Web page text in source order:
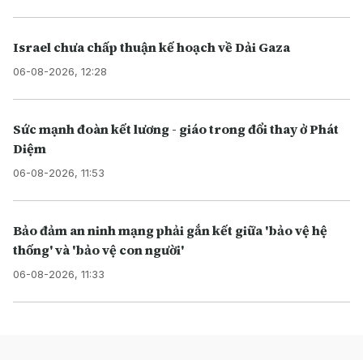
Israel chưa chấp thuận kế hoạch về Dải Gaza
06-08-2026, 12:28
Sức mạnh đoàn kết lương - giáo trong đổi thay ở Phát
Diệm
06-08-2026, 11:53
Bảo đảm an ninh mạng phải gắn kết giữa 'bảo vệ hệ
thống' và 'bảo vệ con người'
06-08-2026, 11:33